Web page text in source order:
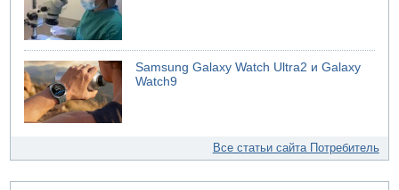
Samsung Galaxy Watch Ultra2 и Galaxy
Watch9
Все статьи сайта Потребитель